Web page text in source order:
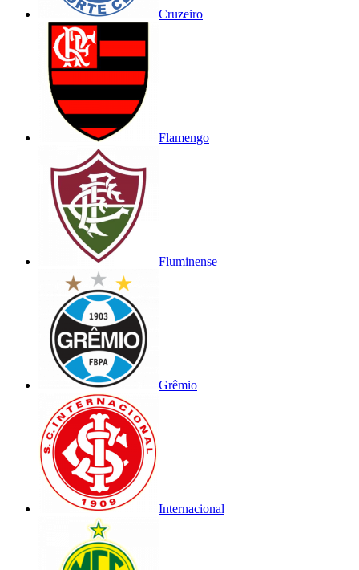
Cruzeiro
Flamengo
Fluminense
Grêmio
Internacional